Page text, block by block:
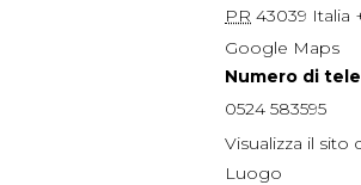
PR 43039 Italia
Google Maps
Numero di
0524 583595
Visualizza il sito
Luogo